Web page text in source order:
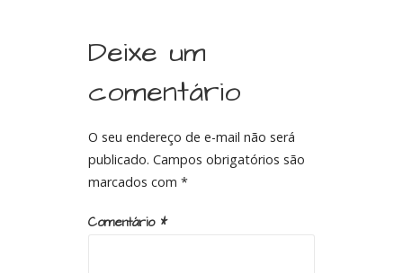
Deixe um
comentário
O seu endereço de e-mail não será
publicado. Campos obrigatórios são
marcados com*
Comentário *